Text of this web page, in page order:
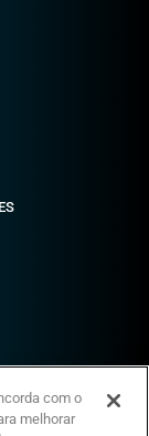
com o
melhorar